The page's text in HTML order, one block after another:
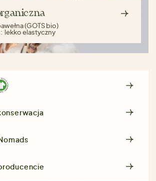
(GOTS bio)
lekko elastyczny